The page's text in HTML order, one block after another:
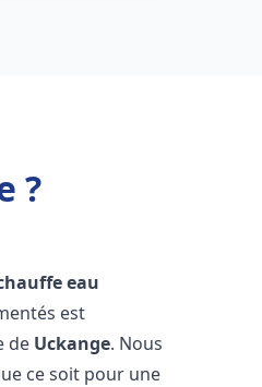
?
eau
est
de Uckange. Nous
ce soit pour une